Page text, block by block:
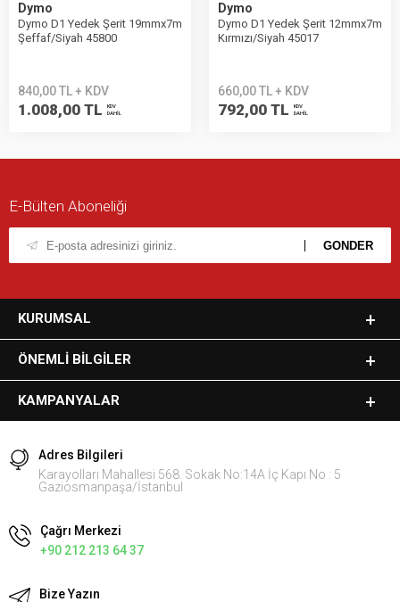
Dymo
Dymo D1 Yedek Şerit 19mmx7m
Şeffaf/Siyah 45800
840,00 TL + KDV
1.008,00 TL
KDV
DAHİL
Dymo
Dymo D1 Yedek Şerit 12mmx7m
Kırmızı/Siyah 45017
660,00 TL + KDV
792,00 TL
KDV
DAHİL
E-Bülten Aboneliği
KURUMSAL
ÖNEMLI BILGILER
KAMPANYALAR
Adres Bilgileri
Karayolları Mahallesi 568. Sokak No:14A İç Kapı No : 5
Gaziosmanpaşa/İstanbul
Çağrı Merkezi
+90 212 213 64 37
Bize Yazın